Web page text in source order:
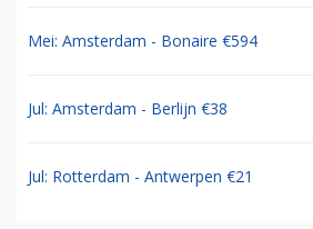
Mei: Amsterdam - Bonaire €594
Jul: Amsterdam - Berlijn €38
Jul: Rotterdam - Antwerpen €21